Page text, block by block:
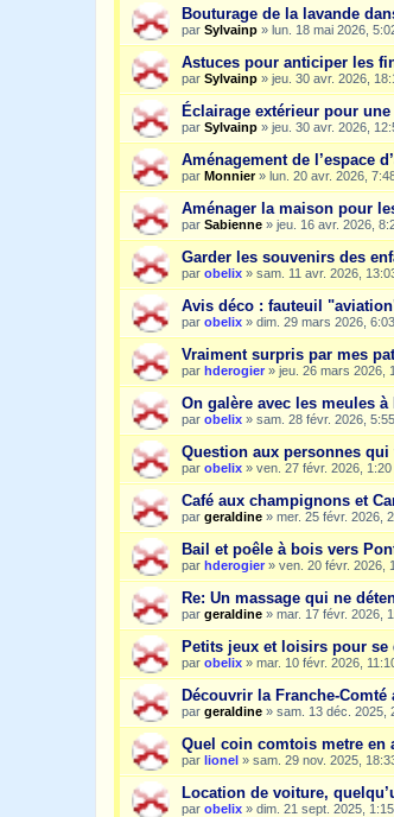
Bouturage de la lavande
par Sylvainp » lun. 18 mai 2026,
Astuces pour anticiper les
par Sylvainp » jeu. 30 avr. 2026,
Éclairage extérieur pour
par Sylvainp » jeu. 30 avr. 2026,
Aménagement de l’espace
par Monnier» lun. 20 avr. 2026,
Aménager la maison pour
par Sabienne » jeu. 16 avr. 2026,
Garder les souvenirs des
par obelix » sam. 11 avr. 2026,
Avis déco : fauteuil
par obelix » dim. 29 mars 2026, 6:03
Vraiment surpris par mes
par hderogier » jeu. 26 mars 2026,
On galère avec les meules à
par obelix » sam. 28 févr. 2026, 5:55
Question aux personnes
par obelix » ven. 27 févr. 2026, 1:20
Café aux champignons et
par geraldine » mer. 25 févr. 2026,
Bail et poêle à bois vers
par hderogier » ven. 20 févr. 2026,
Re: Un massage qui ne
par geraldine » mar. 17 févr. 2026,
Petits jeux et loisirs pour se
par obelix » mar. 10 févr. 2026,
Découvrir la Franche-
par geraldine » sam. 13 déc. 2025,
Quel coin comtois metre en
par lionel » sam. 29 nov. 2025,
Location de voiture,
par obelix » dim. 21 sept. 2025, 1:15